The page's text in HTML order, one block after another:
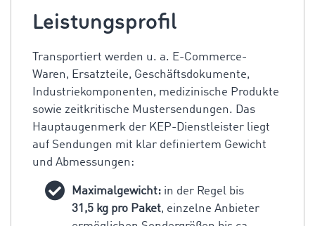
Leistungsprofil
Transportiert werden u. a. E-Commerce-
Waren, Ersatzteile, Geschäftsdokumente,
Industriekomponenten, medizinische Produkte
sowie zeitkritische Mustersendungen. Das
Hauptaugenmerk der KEP-Dienstleister liegt
auf Sendungen mit klar definiertem Gewicht
und Abmessungen:
Maximalgewicht: in der Regel bis
31,5 kg pro Paket, einzelne Anbieter